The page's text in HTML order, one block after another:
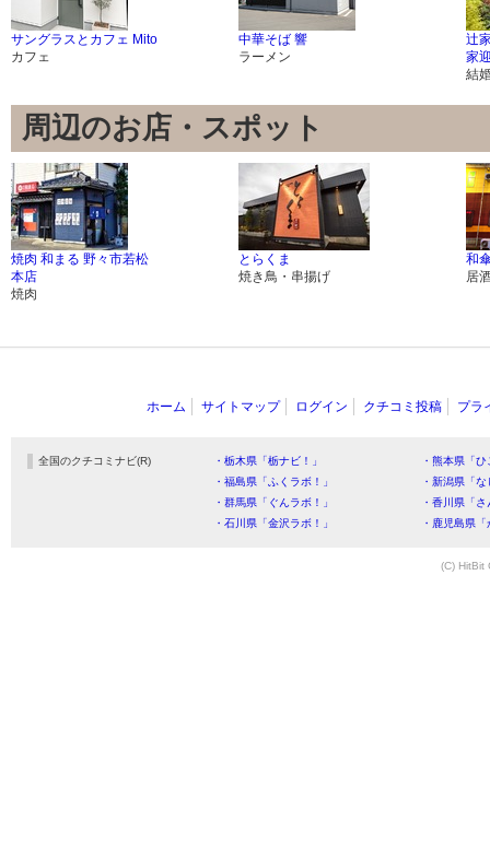
サングラスとカフェ Mito
カフェ
中華そば 響
ラーメン
辻
家
結
周辺のお店・スポット
焼肉 和まる 野々市若松
本店
焼肉
とらくま
焼き鳥・串揚げ
和
居
ホーム サイトマップ ログイン クチコミ投稿 プラ
全国のクチコミナビ(R) ・栃木県「栃ナビ！」
・熊本県「
・福島県「ふくラボ！」
・新潟県「
・群馬県「ぐんラボ！」
・香川県「
・石川県「金沢ラボ！」
・鹿児島県
(C) HitBit